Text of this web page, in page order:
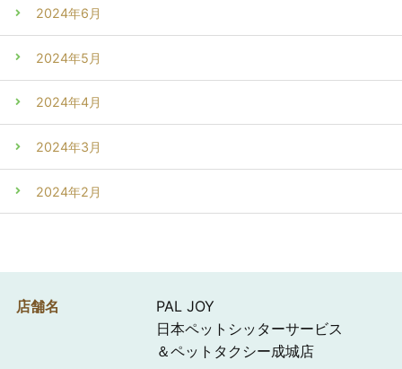
2024年6月
2024年5月
2024年4月
2024年3月
2024年2月
店舗名
PAL JOY
日本ペットシッターサービス
＆ペットタクシー成城店